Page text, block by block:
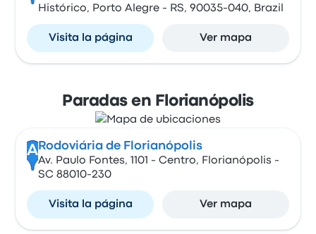
Histórico, Porto Alegre - RS, 90035-040, Brazil
Visita la página Ver mapa
Paradas en Florianópolis
A Rodoviária de Florianópolis
Av. Paulo Fontes, 1101 - Centro, Florianópolis -
SC 88010-230
Visita la página Ver mapa